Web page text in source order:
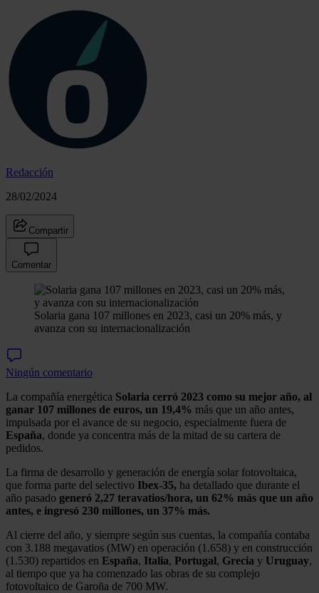
Redacción
28/02/2024
Compartir
Comentar
Solaria gana 107 millones en 2023, casi un 20% más, y
avanza con su internacionalización
Ningún comentario
La compañía energética Solaria cerró 2023 como su mejor año, al
ganar 107 millones de euros, un 19,4% más que un año antes,
impulsada por el avance de su negocio, especialmente fuera de
España, donde ya concentra más de la mitad de su cartera de
pedidos.
La firma de desarrollo y generación de energía solar fotovoltaica,
que forma parte del selectivo Ibex-35, ha detallado que durante el
año pasado generó 2,27 teravatios/hora, un 62% más que un año
antes, e ingresó 230 millones, un 37% más.
Al cierre del año, y siempre según sus cuentas, la compañía contaba
con 3.188 megavatios (MW) en operación (1.658) y en construcción
(1.530) repartidos en España, Italia, Portugal, Grecia y Uruguay,
al tiempo que ya ha comenzado las obras de su complejo
fotovoltaico de Garoña de 700 MW.